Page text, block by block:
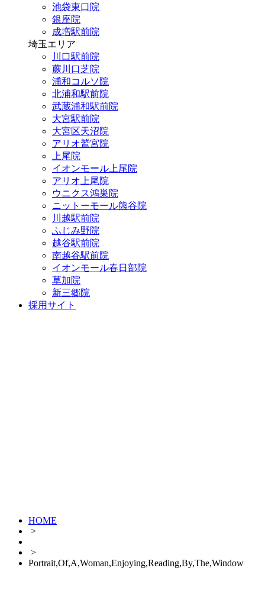
池袋東口院
銀座院
成増駅前院
埼玉エリア
川口駅前院
蕨川口芝院
浦和コルソ院
北浦和駅前院
武蔵浦和駅前院
大宮駅前院
大宮区天沼院
アリオ鷲宮院
上尾院
イオンモール上尾院
アリオ上尾院
ウニクス鴻巣院
ニットーモール熊谷院
川越駅前院
ふじみ野院
越谷駅前院
南越谷駅前院
イオンモール春日部院
草加院
新三郷院
採用サイト
HOME
>
>
Portrait,Of,A,Woman,Enjoying,Reading,By,The,Window